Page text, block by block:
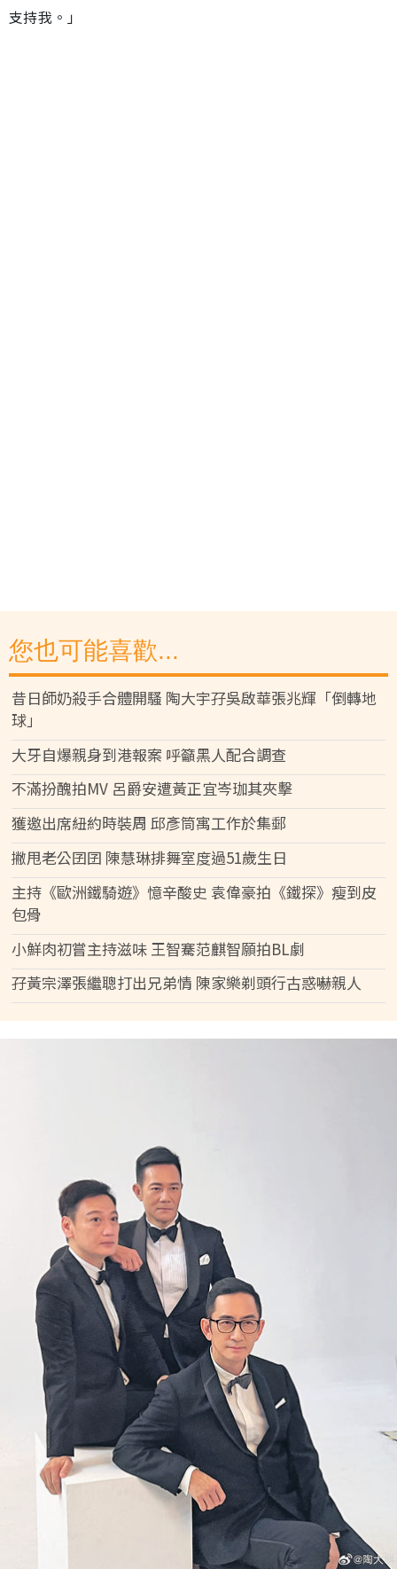
支持我。」
您也可能喜歡...
昔日師奶殺手合體開騷 陶大宇孖吳啟華張兆輝「倒轉地
球」
大牙自爆親身到港報案 呼籲黑人配合調查
不滿扮醜拍MV 呂爵安遭黃正宜岑珈其夾擊
獲邀出席紐約時裝周 邱彥筒寓工作於集郵
撇甩老公囝囝 陳慧琳排舞室度過51歲生日
主持《歐洲鐵騎遊》憶辛酸史 袁偉豪拍《鐵探》瘦到皮
包骨
小鮮肉初嘗主持滋味 王智騫范麒智願拍BL劇
孖黃宗澤張繼聰打出兄弟情 陳家樂剃頭行古惑嚇親人